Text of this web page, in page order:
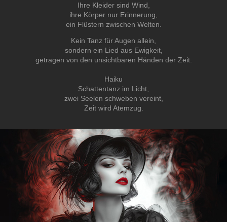
Ihre Kleider sind Wind,
ihre Körper nur Erinnerung,
ein Flüstern zwischen Welten.
Kein Tanz für Augen allein,
sondern ein Lied aus Ewigkeit,
getragen von den unsichtbaren Händen der Zeit.
Haiku
Schattentanz im Licht,
zwei Seelen schweben vereint,
Zeit wird Atemzug.